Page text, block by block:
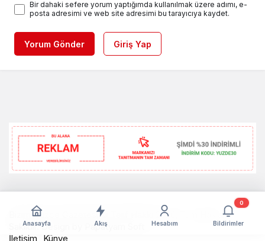
Bir dahaki sefere yorum yaptığımda kullanılmak üzere adımı, e-
posta adresimi ve web site adresimi bu tarayıcıya kaydet.
Yorum Gönder Giriş Yap
Anasayfa Akış Hesabım Bildirimler
0
Bizim Düzce Gazetesi © Telif Hakkı 2026, Tüm Hakları
Saklıdır. Design by
Papatyam Soft
İletişim
Künye